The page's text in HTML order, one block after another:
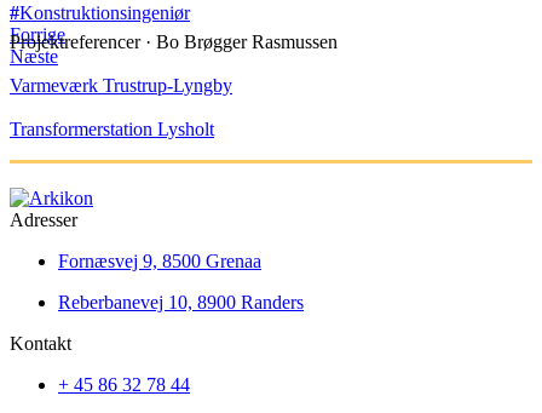
Konstruktionsingeniør
Forrige
Næste
Projektreferencer · Bo Brøgger Rasmussen
Varmeværk Trustrup-Lyngby
Transformerstation Lysholt
Adresser
Fornæsvej 9, 8500 Grenaa
Reberbanevej 10, 8900 Randers
Kontakt
+ 45 86 32 78 44